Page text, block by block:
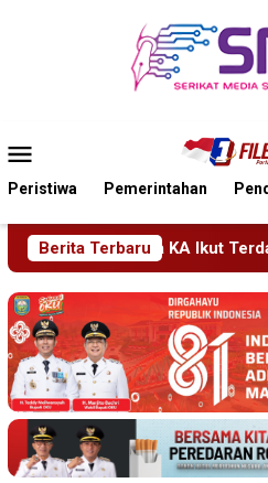
Mobile
Peristiwa Pemerintahan
Berita Terbaru
KAI Daop 7 Gerak Cepat